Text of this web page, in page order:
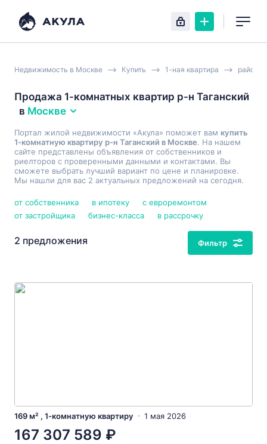
Недвижимость в Москве Купить 1-ная квартира район
Продажа 1-комнатных квартир р-н Таганский
в Москве
Портал жилой недвижимости «Акула» поможет вам купить
1-комнатную квартиру р-н Таганский в Москве. На нашем
сайте представлены объявления от собственников и
риелторов с проверенными данными и контактами. Вы
сможете выбрать лучший вариант по цене и планировке.
Мы нашли для вас 2 актуальных предложений на сегодня.
от собственника в ипотеку
с евроремонтом
от застройщика
бизнес-класса в рассрочку
2 предложения Фильтр
169 м² , 1-комнатную квартиру 1 мая 2026
167 307 589 ₽